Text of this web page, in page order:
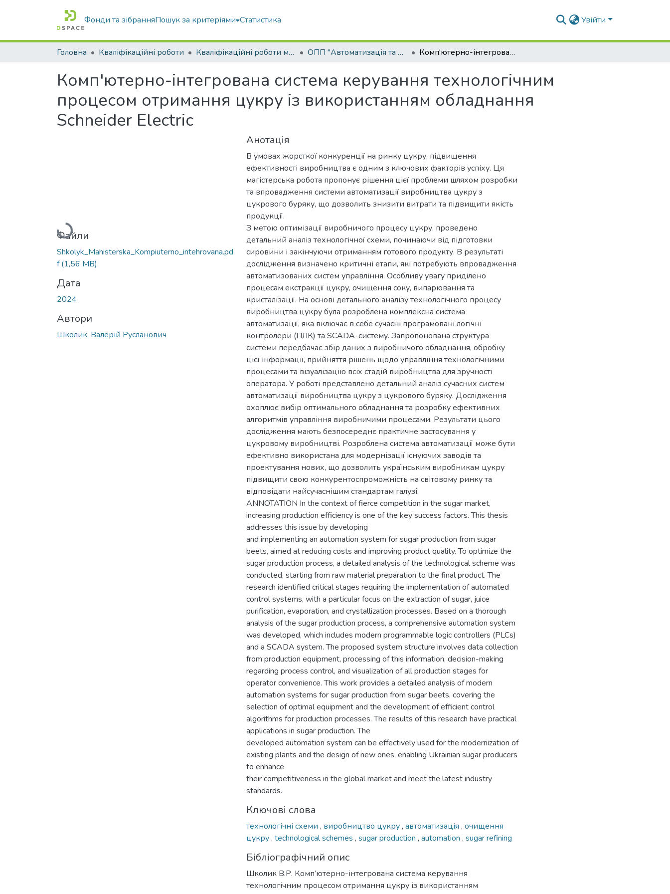
Фонди та зібранняПошук за критеріями Статистика Увійти
Головна Кваліфікаційні роботи Кваліфікаційні роботи магістрів ОПП "Автоматизація та комп’ютерно-інтегровані технології" Комп'ютерно-інтегрована система керування технологічним процесом отримання цукру із використанням обладнання Schneider Electric
Комп'ютерно-інтегрована система керування технологічним
процесом отримання цукру із використанням обладнання
Schneider Electric
Вантажиться...
Файли
Shkolyk_Mahisterska_Kompiuterno_intehrovana.pd
f(1,56 MB)
Дата
2024
Автори
Школик, Валерій Русланович
Анотація
В умовах жорсткої конкуренції на ринку цукру, підвищення
ефективності виробництва є одним з ключових факторів успіху. Ця
магістерська робота пропонує рішення цієї проблеми шляхом розробки
та впровадження системи автоматизації виробництва цукру з
цукрового буряку, що дозволить знизити витрати та підвищити якість
продукції.
З метою оптимізації виробничого процесу цукру, проведено
детальний аналіз технологічної схеми, починаючи від підготовки
сировини і закінчуючи отриманням готового продукту. В результаті
дослідження визначено критичні етапи, які потребують впровадження
автоматизованих систем управління. Особливу увагу приділено
процесам екстракції цукру, очищення соку, випарювання та
кристалізації. На основі детального аналізу технологічного процесу
виробництва цукру була розроблена комплексна система
автоматизації, яка включає в себе сучасні програмовані логічні
контролери (ПЛК) та SCADA-систему. Запропонована структура
системи передбачає збір даних з виробничого обладнання, обробку
цієї інформації, прийняття рішень щодо управління технологічними
процесами та візуалізацію всіх стадій виробництва для зручності
оператора. У роботі представлено детальний аналіз сучасних систем
автоматизації виробництва цукру з цукрового буряку. Дослідження
охоплює вибір оптимального обладнання та розробку ефективних
алгоритмів управління виробничими процесами. Результати цього
дослідження мають безпосереднє практичне застосування у
цукровому виробництві. Розроблена система автоматизації може бути
ефективно використана для модернізації існуючих заводів та
проектування нових, що дозволить українським виробникам цукру
підвищити свою конкурентоспроможність на світовому ринку та
відповідати найсучаснішим стандартам галузі.
ANNOTATION In the context of fierce competition in the sugar market,
increasing production efficiency is one of the key success factors. This thesis
addresses this issue by developing
and implementing an automation system for sugar production from sugar
beets, aimed at reducing costs and improving product quality. To optimize the
sugar production process, a detailed analysis of the technological scheme was
conducted, starting from raw material preparation to the final product. The
research identified critical stages requiring the implementation of automated
control systems, with a particular focus on the extraction of sugar, juice
purification, evaporation, and crystallization processes. Based on a thorough
analysis of the sugar production process, a comprehensive automation system
was developed, which includes modern programmable logic controllers (PLCs)
and a SCADA system. The proposed system structure involves data collection
from production equipment, processing of this information, decision-making
regarding process control, and visualization of all production stages for
operator convenience. This work provides a detailed analysis of modern
automation systems for sugar production from sugar beets, covering the
selection of optimal equipment and the development of efficient control
algorithms for production processes. The results of this research have practical
applications in sugar production. The
developed automation system can be effectively used for the modernization of
existing plants and the design of new ones, enabling Ukrainian sugar producers
to enhance
their competitiveness in the global market and meet the latest industry
standards.
Ключові слова
технологічні схеми , виробництво цукру, автоматизація , очищення
цукру, technological schemes , sugar production , automation , sugar refining
Бібліографічний опис
Школик В.Р. Комп’ютерно-інтегрована система керування
технологічним процесом отримання цукру із використанням